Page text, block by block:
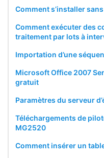
Comment s’installer
Comment exécuter des
traitement par lots à
Importation d’une
Microsoft Office 2007
gratuit
Paramètres du serveur
Téléchargements de
MG2520
Comment insérer un